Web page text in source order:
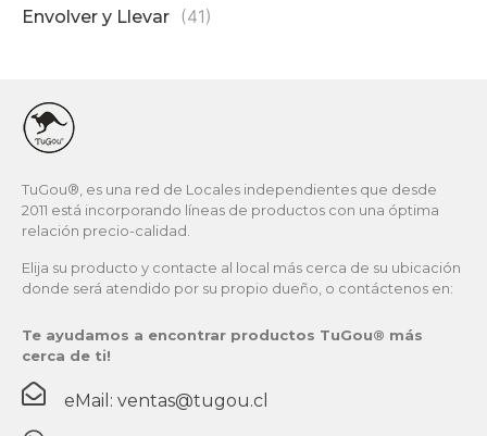
Envolver y Llevar (41)
TuGou®, es una red de Locales independientes que desde
2011 está incorporando líneas de productos con una óptima
relación precio-calidad.
Elija su producto y contacte al local más cerca de su ubicación
donde será atendido por su propio dueño, o contáctenos en:
Te ayudamos a encontrar productos TuGou® más
cerca de ti!
eMail: ventas@tugou.cl